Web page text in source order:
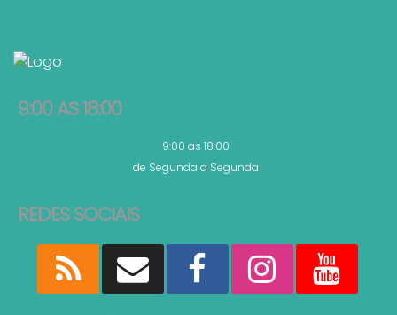
9:00 AS 18:00
9:00 as 18:00
de Segunda a Segunda
REDES SOCIAIS